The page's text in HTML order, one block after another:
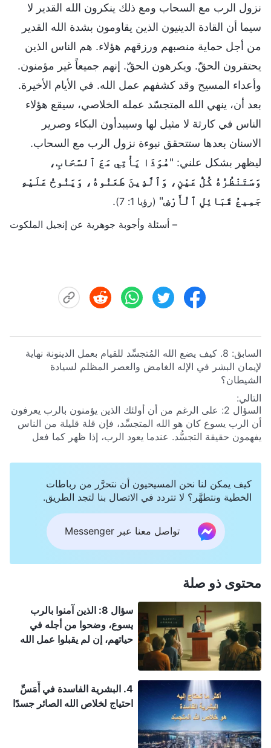
نزول الرب مع السحاب ومع ذلك ينكرون الله القدير لا
سيما أن القادة الدينيون الذين يقاومون بشدة الله القدير
من أجل حماية منصبهم ورزقهم هؤلاء. هم الناس الذين
يحتقرون الحقّ. ويكرهون الحقّ. إنهم جميعاً غير مؤمنون.
وأعداء المسيح وقد كشفهم عمل الله. في الأيام الأخيرة.
بعد أن، ينهي الله المتجسّد عمله الخلاصي، سيقع هؤلاء
الناس في كارثة لا مثيل لها وسيبدأون البكاء وصرير
الاسنان بعدها ستتحقق نبوءة نزول الرب مع السحاب.
ليظهر بشكل علني: "هُوَذَا يَأْتِي مَعَ ٱلسَّحَابِ،
وَسَتَنْظُرُهُ كُلُّ عَيْنٍ، وَٱلَّذِينَ طَعَنُوهُ، وَيَنُوحُ عَلَيْهِ
جَمِيعُ قَبَائِلِ ٱلْأَرْضِ" (رؤيا 1: 7) .
– أسئلة وأجوبة جوهرية عن إنجيل الملكوت
السابق:
8. كيف يضع الله المُتجسِّد للقيام بعمل الدينونة نهاية
لإيمان البشر في الإله الغامض والعصر المظلم لسيادة
الشيطان؟
التالي:
السؤال 2: على الرغم من أن أولئك الذين يؤمنون بالرب يعرفون
أن الرب يسوع كان هو الله المتجسِّد، فإن قلة قليلة من الناس
يفهمون حقيقة التجسُّد. عندما يعود الرب، إذا ظهر كما فعل
للناس للتعرُّف على الرب يسوع والترحيب بعودته. فما هو حقًا
كيف يمكن لنا نحن المسيحيون أن نتحرَّر من رباطات
الخطية ونتطهَّر؟ لا تتردد في الاتصال بنا لتجد الطريق.
تواصل معنا عبر Messenger
محتوى ذو صلة
سؤال 8: الذين آمنوا بالرب
يسوع، وضحوا من أجله في
حياتهم، إن لم يقبلوا عمل الله
4. البشرية الفاسدة في أَمَسِّ
احتياج لخلاص الله الصائر جسدًا